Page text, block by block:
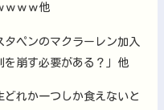
ｗｗｗ他
ペンのマクラーレン加入
を崩す必要がある？」他
れか一つしか食えないと